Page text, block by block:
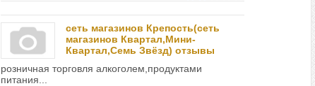
сеть магазинов Крепость(сеть
магазинов Квартал,Мини-
Квартал,Семь Звёзд) отзывы
розничная торговля алкоголем,продуктами
питания...